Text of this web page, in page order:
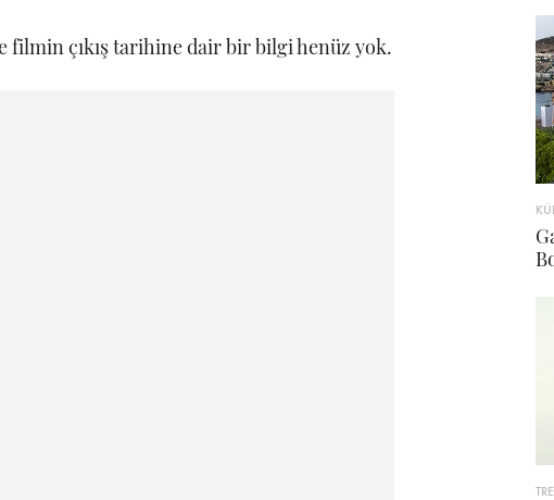
filmin çıkış tarihine dair bir bilgi henüz yok.